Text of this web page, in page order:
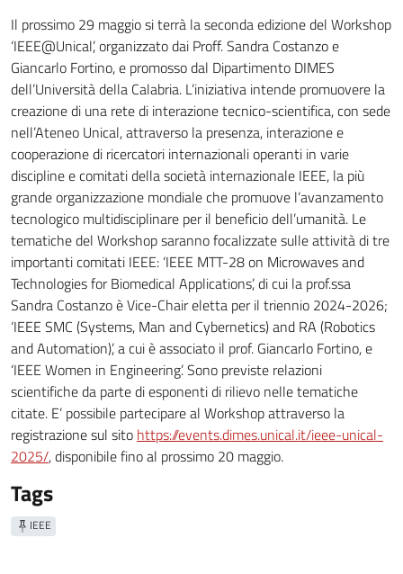
Il prossimo 29 maggio si terrà la seconda edizione del Workshop
‘IEEE@Unical’, organizzato dai Proff. Sandra Costanzo e
Giancarlo Fortino, e promosso dal Dipartimento DIMES
dell’Università della Calabria. L’iniziativa intende promuovere la
creazione di una rete di interazione tecnico-scientifica, con sede
nell’Ateneo Unical, attraverso la presenza, interazione e
cooperazione di ricercatori internazionali operanti in varie
discipline e comitati della società internazionale IEEE, la più
grande organizzazione mondiale che promuove l’avanzamento
tecnologico multidisciplinare per il beneficio dell’umanità. Le
tematiche del Workshop saranno focalizzate sulle attività di tre
importanti comitati IEEE: ‘IEEE MTT-28 on Microwaves and
Technologies for Biomedical Applications’, di cui la prof.ssa
Sandra Costanzo è Vice-Chair eletta per il triennio 2024-2026;
‘IEEE SMC (Systems, Man and Cybernetics) and RA (Robotics
and Automation)’, a cui è associato il prof. Giancarlo Fortino, e
‘IEEE Women in Engineering’. Sono previste relazioni
scientifiche da parte di esponenti di rilievo nelle tematiche
citate. E’ possibile partecipare al Workshop attraverso la
registrazione sul sito https://events.dimes.unical.it/ieee-unical-
2025/, disponibile fino al prossimo 20 maggio.
Tags
IEEE